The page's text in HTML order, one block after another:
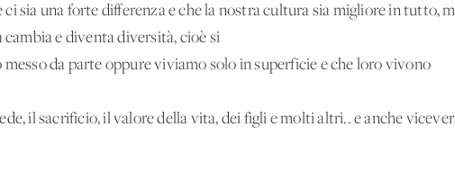
sia una forte differenza e che la nostra cultura sia migliore in tutto,
cambia e diventa diversità, cioè si
da parte oppure viviamo solo in superficie e che loro vivono
il sacrificio, il valore della vita, dei figli e molti altri.. e anche